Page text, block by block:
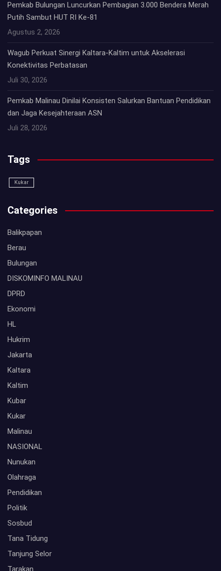
Pemkab Bulungan Luncurkan Pembagian 3.000 Bendera Merah
Putih Sambut HUT RI Ke-81
Agustus 2, 2026
Wagub Perkuat Sinergi Kaltara-Kaltim untuk Akselerasi
Konektivitas Perbatasan
Juli 30, 2026
Pemkab Malinau Dinilai Konsisten Salurkan Bantuan Pendidikan
dan Jaga Kesejahteraan ASN
Juli 28, 2026
Tags
Kukar
Categories
Balikpapan
Berau
Bulungan
DISKOMINFO MALINAU
DPRD
Ekonomi
HL
Hukrim
Jakarta
Kaltara
Kaltim
Kubar
Kukar
Malinau
NASIONAL
Nunukan
Olahraga
Pendidikan
Politik
Sosbud
Tana Tidung
Tanjung Selor
Tarakan